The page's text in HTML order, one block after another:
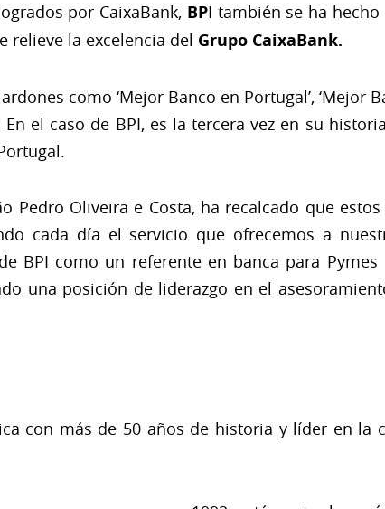
por CaixaBank, BPI también se ha
relieve la excelencia del Grupo CaixaBank.
como ‘Mejor Banco en Portugal’, ‘Mejor
En el caso de BPI, es la tercera vez en su
Pedro Oliveira e Costa, ha recalcado que
cada día el servicio que ofrecemos a
BPI como un referente en banca para
una posición de liderazgo en el
con más de 50 años de historia y líder en la